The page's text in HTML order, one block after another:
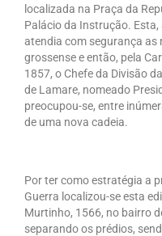
Formulário de
Estatuto do
Tabela Salarial
Serviços
Servidores
Notícias Gerais
Artigos
localizada na Praça da
Palácio da Instrução.
atendia com segurança as
grossense e então, pela
1857, o Chefe da Divisão
de Lamare, nomeado
preocupou-se, entre
de uma nova cadeia.
Por ter como estratégia a
Guerra localizou-se esta
Murtinho, 1566, no bairro
separando os prédios,